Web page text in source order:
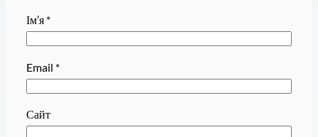
Ім’я *
Email *
Сайт